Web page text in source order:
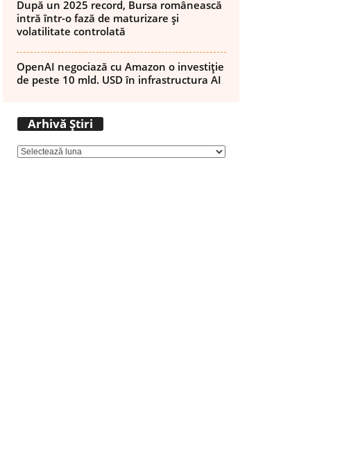
După un 2025 record, Bursa românească
intră într-o fază de maturizare și
volatilitate controlată
OpenAI negociază cu Amazon o investiție
de peste 10 mld. USD în infrastructura AI
Arhivă Știri